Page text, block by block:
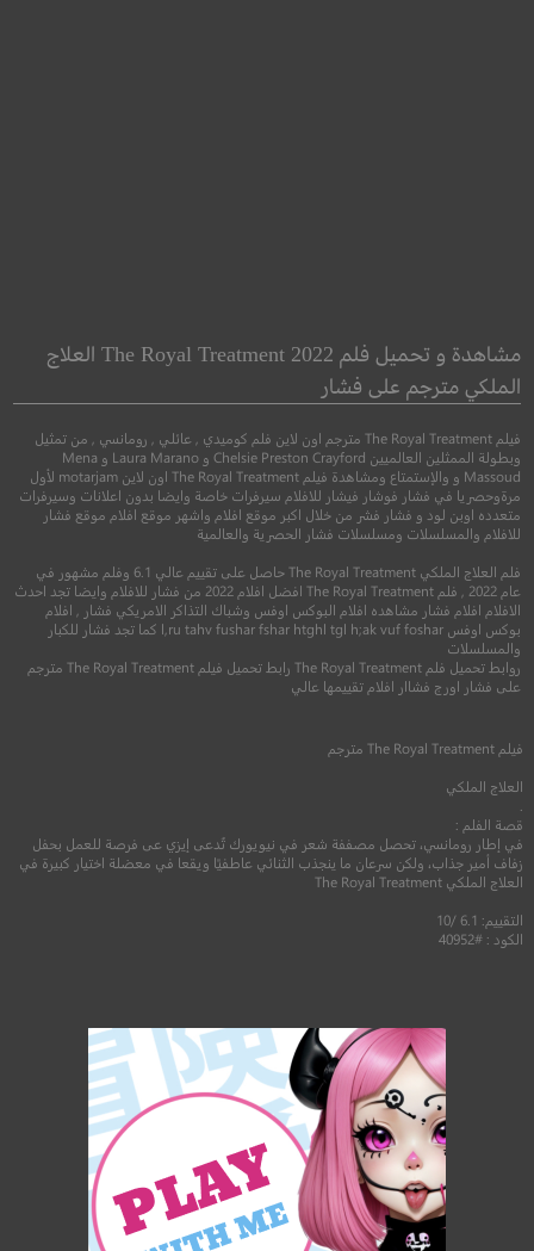
مؤمن 2
5.8
رجل الوداع
4.1
مشاهدة و تحميل فلم The Royal Treatment 2022 العلاج
الملكي مترجم على فشار
فيلم The Royal Treatment مترجم اون لاين فلم كوميدي , عائلي , رومانسي , من تمثيل
وبطولة الممثلين العالميين Chelsie Preston Crayford و Laura Marano و Mena
Massoud و والإستمتاع ومشاهدة فيلم The Royal Treatment اون لاين motarjam لأول
مرةوحصريا في فشار فوشار فيشار للافلام سيرفرات خاصة وايضا بدون اعلانات وسيرفرات
متعدده اوبن لود و فشار فشر من خلال اكبر موقع افلام واشهر موقع افلام موقع فشار
للافلام والمسلسلات ومسلسلات فشار الحصرية والعالمية
فلم العلاج الملكي The Royal Treatment حاصل على تقييم عالي 6.1 وفلم مشهور في
عام 2022 , فلم The Royal Treatment افضل افلام 2022 من فشار للافلام وايضا تجد احدث
الافلام افلام فشار مشاهده افلام البوكس اوفس وشباك التذاكر الامريكي فشار , افلام
بوكس اوفس l,ru tahv fushar fshar htghl tgl h;ak vuf foshar كما تجد فشار للكبار
والمسلسلات
روابط تحميل فلم The Royal Treatment رابط تحميل فيلم The Royal Treatment مترجم
على فشار اورج فشاار افلام تقييمها عالي
فيلم The Royal Treatmentمترجم
العلاج الملكي
قصة الفلم :
في إطار رومانسي، تحصل مصففة شعر في نيويورك تُدعى إيزي عى فرصة للعمل بحفل
زفاف أمير جذاب، ولكن سرعان ما ينجذب الثنائي عاطفيًا ويقعا في معضلة اختيار كبيرة في
العلاج الملكي The Royal Treatment
التقييم: 6.1 /10
الكود : #40952